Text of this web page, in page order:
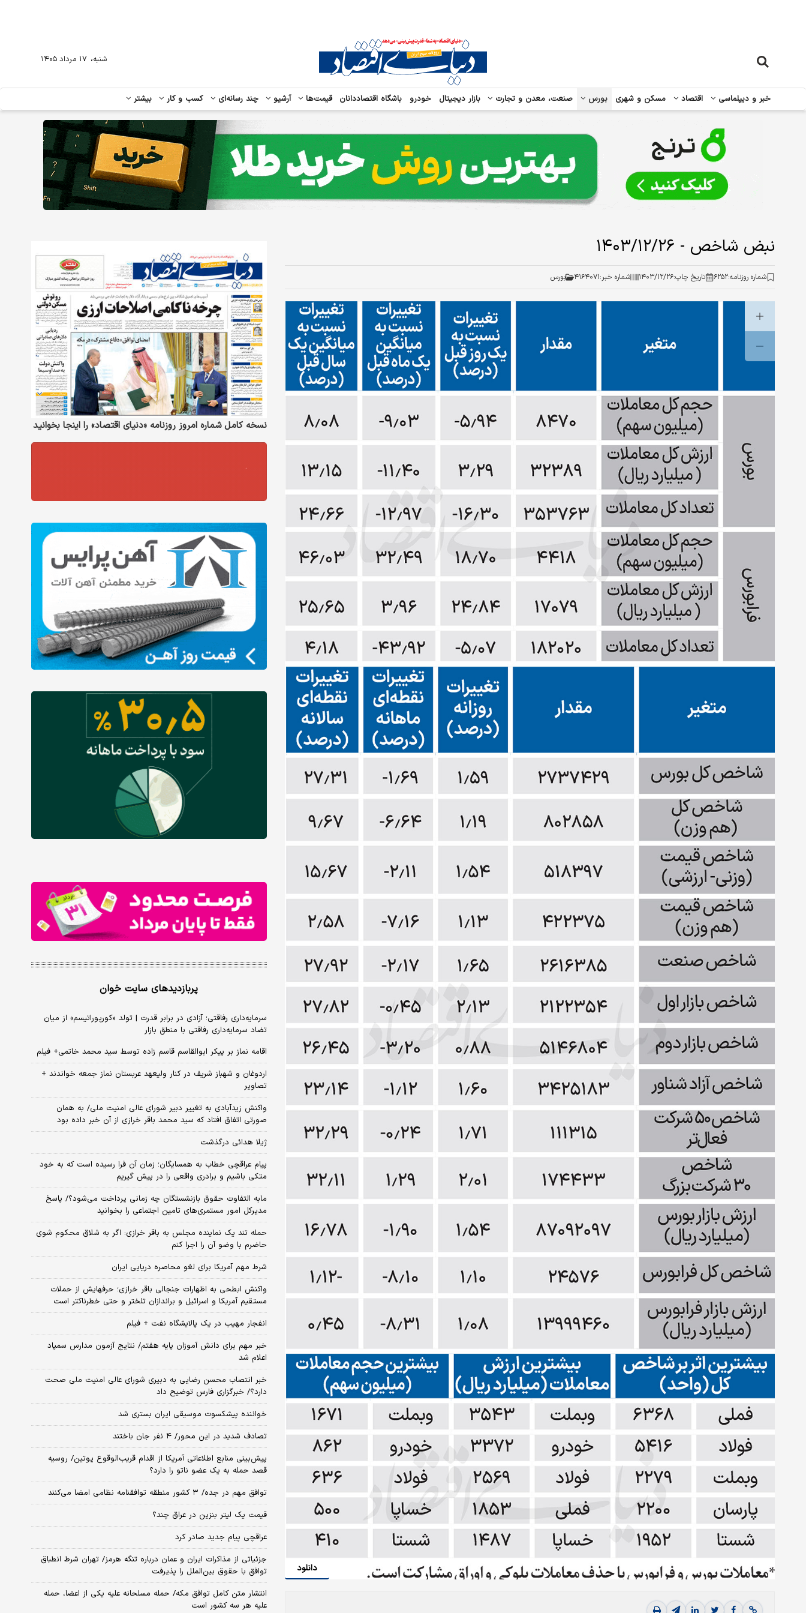
خبر و دیپلماسی اقتصاد مسکن و شهری بورس صنعت، معدن و تجارت بازار دیجیتال خودرو باشگاه اقتصاددانان قیمت‌ها آرشیو چند رسانه‌ای کسب و کار بیشتر
شنبه، ۱۷ مرداد ۱۴۰۵
نبض شاخص - ۱۴۰۳/۱۲/۲۶
شماره روزنامه:۶۲۵۲ تاریخ چاپ:۱۴۰۳/۱۲/۲۶ شماره خبر:۴۱۶۴۰۷۱ بورس
دانلود
نسخه کامل شماره امروز روزنامه «دنیای‌ اقتصاد» را اینجا بخوانید
پربازدیدهای سایت خوان
سرمایه‌داری رفاقتی؛ آزادی در برابر قدرت | تولد «کورپوراتیسم» از میان
تضاد سرمایه‌داری رفاقتی با منطق بازار
اقامه نماز بر پیکر ابوالقاسم قاسم زاده توسط سید محمد خاتمی+ فیلم
اردوغان و شهباز شریف در کنار ولیعهد عربستان نماز جمعه خواندند +
تصاویر
واکنش زیدآبادی به تغییر دبیر شورای عالی امنیت ملی/ به همان
صورتی اتفاق افتاد که سید محمد باقر خرازی از آن خبر داده بود
ژیلا هدائی درگذشت
پیام عراقچی خطاب به همسایگان؛ زمان آن فرا رسیده است که به خود
متکی باشیم و برادری واقعی را در پیش گیریم
مابه التفاوت حقوق بازنشستگان چه زمانی پرداخت می‌شود؟/ پاسخ
مدیرکل امور مستمری‌های تامین اجتماعی را بخوانید
حمله تند یک نماینده مجلس به باقر خرازی: اگر به شلاق محکوم شوی
حاضرم با وضو آن را اجرا کنم
شرط مهم آمریکا برای لغو محاصره دریایی ایران
واکنش ابطحی به اظهارات جنجالی باقر خرازی؛ حرفهایش از حملات
مستقیم آمریکا و اسرائیل و براندازان تلختر و حتی خطرناکتر است
انفجار مهیب در یک پالایشگاه نفت + فیلم
خبر مهم برای دانش آموزان پایه هفتم/ نتایج آزمون مدارس سمپاد
اعلام شد
خبر انتصاب محسن رضایی به دبیری شورای عالی امنیت ملی صحت
دارد؟/ خبرگزاری فارس توضیح داد
خواننده پیشکسوت موسیقی ایران بستری شد
تصادف شدید در این محور/ ۴ نفر جان باختند
پیش‌بینی منابع اطلاعاتی آمریکا از اقدام قریب‌الوقوع پوتین/ روسیه
قصد حمله به یک عضو ناتو را دارد؟
توافق مهم در جده/ ۳ کشور منطقه توافقنامه نظامی امضا می‌کنند
قیمت یک لیتر بنزین در عراق چند؟
عراقچی پیام جدید صادر کرد
جزئیاتی از مذاکرات ایران و عمان درباره تنگه هرمز/ تهران شرط انطباق
توافق با حقوق بین‌الملل را پذیرفت
انتشار متن کامل توافق مکه/ حمله مسلحانه علیه یکی از اعضا، حمله
علیه هر سه کشور است